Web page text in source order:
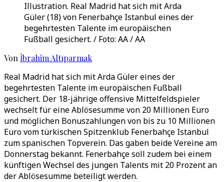
Illustration. Real Madrid hat sich mit Arda
Güler (18) von Fenerbahçe Istanbul eines der
begehrtesten Talente im europäischen
Fußball gesichert. / Foto: AA / AA
Von İbrahim Altıparmak
Real Madrid hat sich mit Arda Güler eines der
begehrtesten Talente im europäischen Fußball
gesichert. Der 18-jährige offensive Mittelfeldspieler
wechselt für eine Ablösesumme von 20 Millionen Euro
und möglichen Bonuszahlungen von bis zu 10 Millionen
Euro vom türkischen Spitzenklub Fenerbahçe Istanbul
zum spanischen Topverein. Das gaben beide Vereine am
Donnerstag bekannt. Fenerbahçe soll zudem bei einem
künftigen Wechsel des jungen Talents mit 20 Prozent an
der Ablösesumme beteiligt werden.